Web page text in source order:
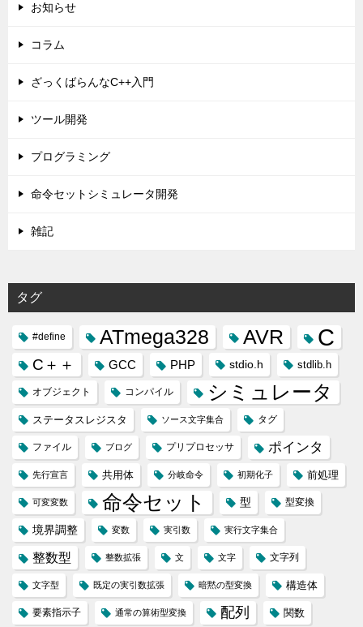
お知らせ
コラム
ざっくばらんなC++入門
ツール開発
プログラミング
命令セットシミュレータ開発
雑記
タグ
#define ATmega328 AVR C
C＋＋ GCC PHP stdio.h stdlib.h
オブジェクト コンパイル シミュレータ
ステータスレジスタ ソース文字集合 タグ
ファイル ブログ プリプロセッサ ポインタ
先行宣言 共用体 分岐命令 初期化子 前処理
可変変数 命令セット 型 型変換
境界調整 変数 実引数 実行文字集合
整数型 整数拡張 文 文字 文字列
文字型 既定の実引数拡張 暗黙の型変換 構造体
要素指示子 通常の算術型変換 配列 関数